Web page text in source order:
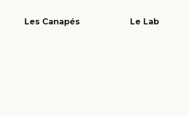
Les Canapés Le Lab